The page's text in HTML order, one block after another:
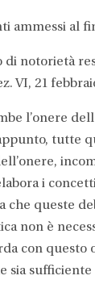
ammessi al
notorietà
VI, 21
l’onere
tutte
i
queste
non è
con
sia